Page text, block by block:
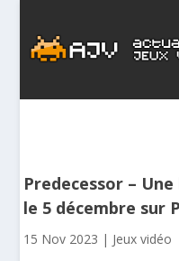
Predecessor –
le 5 décembre sur
15 Nov 2023 | Jeux vidéo